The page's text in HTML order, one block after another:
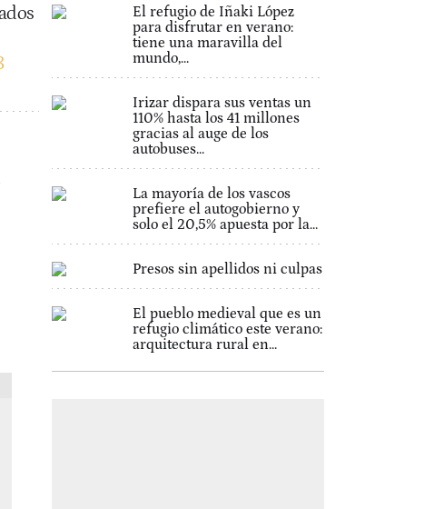
El refugio de Iñaki López
para disfrutar en verano:
tiene una maravilla del
mundo,...
Irizar dispara sus ventas un
110% hasta los 41 millones
gracias al auge de los
autobuses...
La mayoría de los vascos
prefiere el autogobierno y
solo el 20,5% apuesta por la...
Presos sin apellidos ni culpas
El pueblo medieval que es un
refugio climático este verano:
arquitectura rural en...